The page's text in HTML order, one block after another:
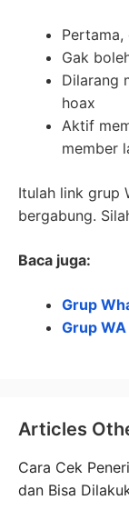
Pertama,
Gak
Dilarang
hoax
Aktif
member
Itulah link grup
bergabung.
Baca juga:
Grup
Grup
Articles
Cara Cek
dan Bisa